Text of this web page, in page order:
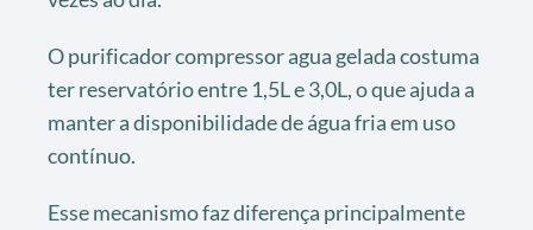
O purificador compressor agua gelada costuma
ter reservatório entre 1,5L e 3,0L, o que ajuda a
manter a disponibilidade de água fria em uso
contínuo.
Esse mecanismo faz diferença principalmente